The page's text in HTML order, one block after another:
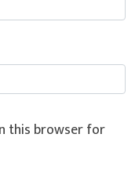
this browser for